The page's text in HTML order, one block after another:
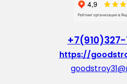
https://